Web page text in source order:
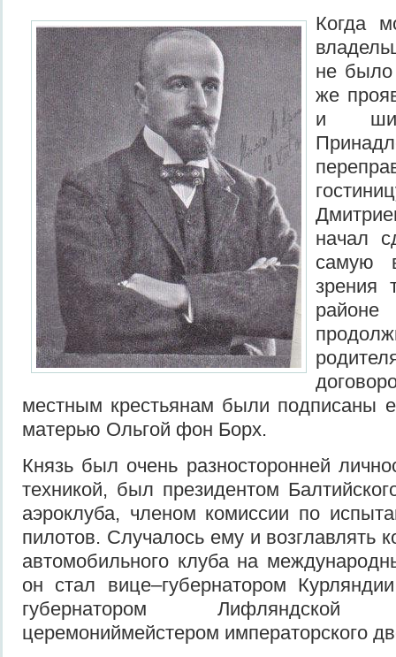
Когда
не было
же
и
начал
самую
зрения
районе
местным крестьянам были подписаны
матерью Ольгой фон Борх.
Князь был очень разносторонней
техникой, был президентом
аэроклуба, членом комиссии по
пилотов. Случалось ему и возглавлять
автомобильного клуба на
он стал вице–губернатором
губернатором
церемониймейстером императорского